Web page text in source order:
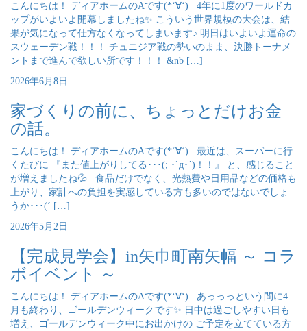
こんにちは！ ディアホームのAです(*‘∀‘) 4年に1度のワールドカ
ップがいよいよ開幕しましたね✨ こういう世界規模の大会は、結
果が気になって仕方なくなってしまいます♪ 明日はいよいよ運命の
スウェーデン戦！！！ チュニジア戦の勢いのまま、決勝トーナメ
ントまで進んで欲しい所です！！！ &nb […]
2026年6月8日
家づくりの前に、ちょっとだけお金
の話。
こんにちは！ ディアホームのAです(*‘∀‘) 最近は、スーパーに行
くたびに 『また値上がりしてる･･･(; ･`д･´)！！』 と、感じること
が増えましたね💦 食品だけでなく、光熱費や日用品などの価格も
上がり、家計への負担を実感している方も多いのではないでしょ
うか･･･(´ […]
2026年5月2日
【完成見学会】in矢巾町南矢幅 ～ コラ
ボイベント ～
こんにちは！ ディアホームのAです(*‘∀‘) あっっっという間に4
月も終わり、ゴールデンウィークです✨ 日中は過ごしやすい日も
増え、ゴールデンウィーク中にお出かけの ご予定を立てている方